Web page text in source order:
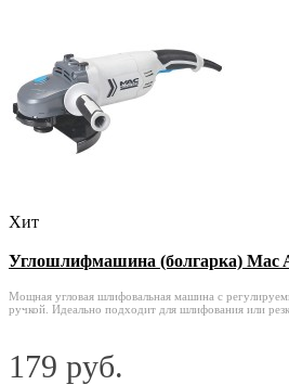
Хит
Углошлифмашина (болгарка) Mac
Мощная угловая шлифовальная машина с
ручкой. Идеально подходит для шлифования или
179 руб.